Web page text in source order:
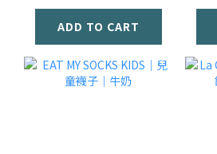
ADD TO CART